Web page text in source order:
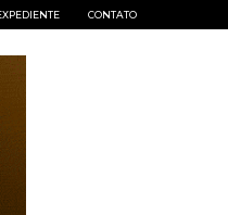
CONTATO